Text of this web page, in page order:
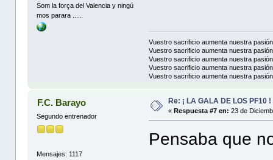
Som la força del Valencia y ningú
mos parara .....
Vuestro sacrificio aumenta nuestra
Vuestro sacrificio aumenta nuestra
Vuestro sacrificio aumenta nuestra
Vuestro sacrificio aumenta nuestra
Vuestro sacrificio aumenta nuestra
F.C. Barayo
Segundo entrenador
Mensajes: 1117
Re: ¡ LA GALA DE LOS PF10 !
« Respuesta #7 en: 23 de
Pensaba que